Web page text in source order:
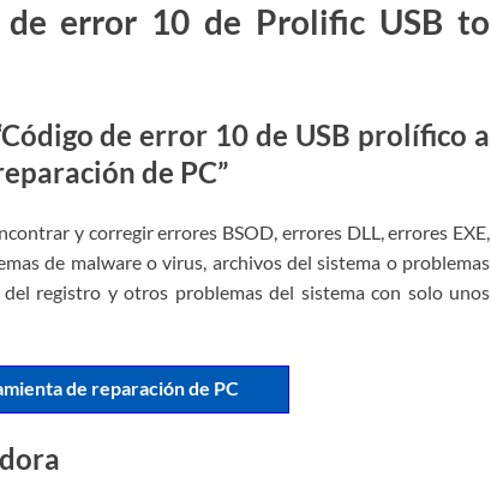
de error 10 de Prolific USB to
de error 10 de USB prolífico a
de PC”
y corregir errores BSOD, errores DLL, errores EXE,
de malware o virus, archivos del sistema o problemas
registro y otros problemas del sistema con solo unos
de reparación de PC